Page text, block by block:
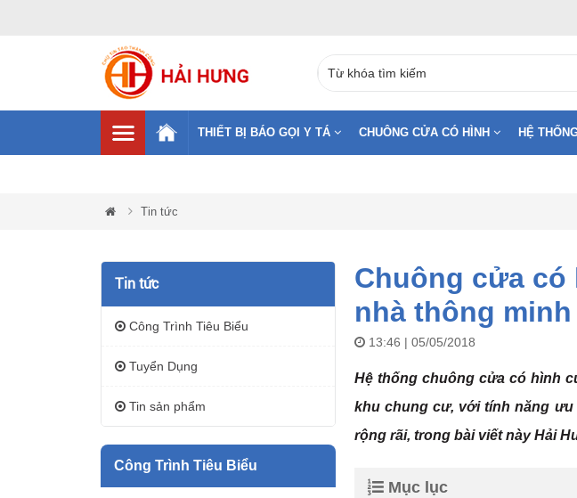
THIẾT BỊ BÁO GỌI Y TÁ CHUÔNG CỬA CÓ HÌNH HỆ
Tin tức
Tin tức
Công Trình Tiêu Biểu
Tuyển Dụng
Tin sản phẩm
Công Trình Tiêu Biểu
Chuông cửa có
nhà thông minh
13:46 | 05/05/2018
Hệ thống chuông cửa có hình
khu chung cư, với tính năng
rộng rãi, trong bài viết này Hải
Mục lục